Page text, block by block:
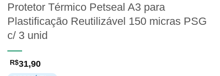
Protetor Térmico Petseal A3 para
Plastificação Reutilizável 150 micras PSG
c/ 3 unid
R$31,90